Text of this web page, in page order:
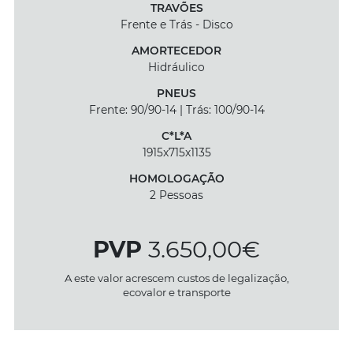
TRAVÕES
Frente e Trás - Disco
AMORTECEDOR
Hidráulico
PNEUS
Frente: 90/90-14 | Trás: 100/90-14
C*L*A
1915x715x1135
HOMOLOGAÇÃO
2 Pessoas
PVP 3.650,00€
A este valor acrescem custos de legalização,
ecovalor e transporte